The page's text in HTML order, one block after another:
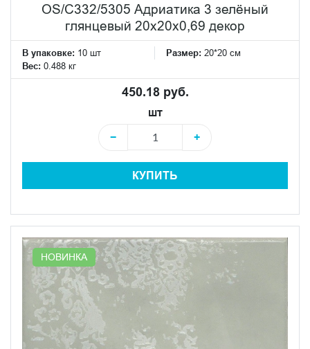
OS/C332/5305 Адриатика 3 зелёный
глянцевый 20x20x0,69 декор
В упаковке: 10 шт Размер: 20*20 см
Вес: 0.488 кг
450.18 руб.
шт
−
+
КУПИТЬ
НОВИНКА